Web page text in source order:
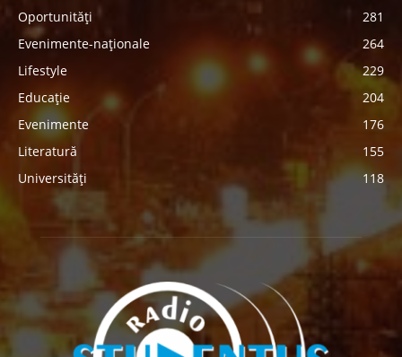
Oportunități
281
Evenimente-naționale
264
Lifestyle
229
Educație
204
Evenimente
176
Literatură
155
Universități
118